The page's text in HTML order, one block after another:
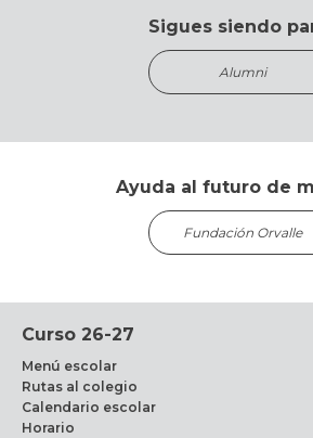
Sigues siendo
Alumni
Ayuda al futuro de
Fundación Orvalle
Curso 26-27
Menú escolar
Rutas al colegio
Calendario escolar
Horario